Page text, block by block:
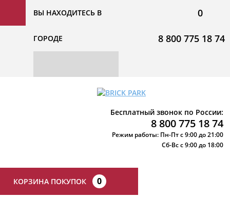
ВЫ НАХОДИТЕСЬ В
ГОРОДЕ
0
8 800 775 18 74
Бесплатный звонок по России:
8 800 775 18 74
Режим работы: Пн-Пт с 9:00 до 21:00
Сб-Вс с 9:00 до 18:00
КОРЗИНА ПОКУПОК 0